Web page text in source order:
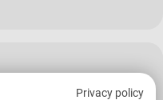
Privacy policy